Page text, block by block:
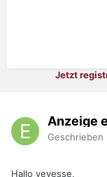
Jetzt
Anzeige
Geschrieben
Hallo vevesse,